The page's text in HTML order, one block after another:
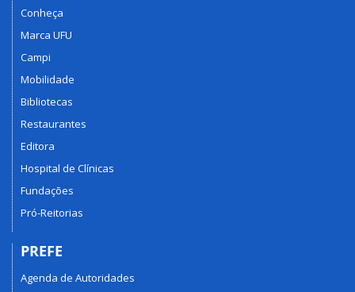
Conheça
Marca UFU
Campi
Mobilidade
Bibliotecas
Restaurantes
Editora
Hospital de Clínicas
Fundações
Pró-Reitorias
PREFE
Agenda de Autoridades